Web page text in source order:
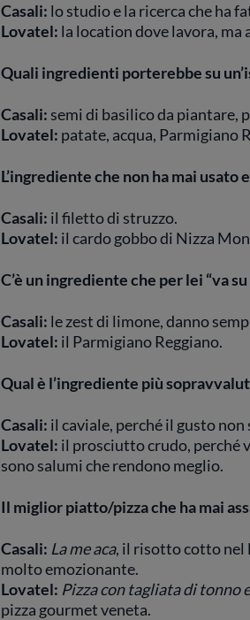
Casali: lo studio e la ricerca che ha
Lovatel: la location dove lavora, ma
Quali ingredienti porterebbe su
Casali:semi di basilico da piantare,
Lovatel: patate, acqua, Parmigiano
L’ingrediente che non ha mai usato
Casali: il filetto di struzzo.
Lovatel: il cardo gobbo di Nizza
C’è un ingrediente che per lei “va
Casali: le zest di limone, danno
Lovatel: il Parmigiano Reggiano.
Qual è l’ingrediente più
Casali: il caviale, perché il gusto non
Lovatel: il prosciutto crudo, perché
sono salumi che rendono meglio.
Il miglior piatto/pizza che ha mai
Casali: La me aca, il risotto cotto nel
molto emozionante.
Lovatel: Pizza con tagliata di tonno
pizza gourmet veneta.